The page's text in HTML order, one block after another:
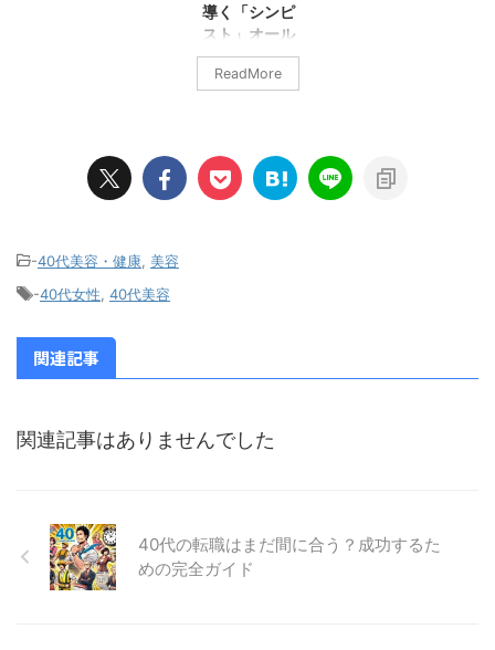
導く「シンピ
スト」オール
インワン水分
クリーム
くなってき
た…」 そんな悩
「シンピスト」
レベルでのシワ
改善 年齢ととも
ReadMore
-40代美容・健康 美容
-40代女性 40代美容
関連記事
関連記事はありませんでした
40代の転職はまだ間に合う？成功するた
めの完全ガイド